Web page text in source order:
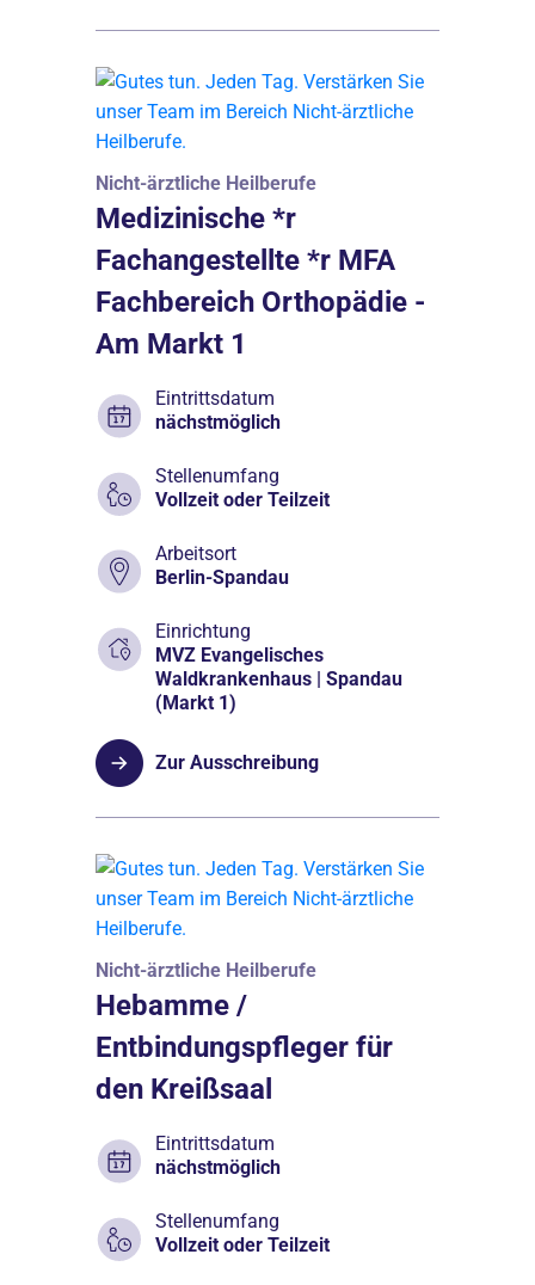
Nicht-ärztliche Heilberufe
Medizinische *r
Fachangestellte *r MFA
Fachbereich Orthopädie -
Am Markt 1
Eintrittsdatum
nächstmöglich
Stellenumfang
Vollzeit oder Teilzeit
Arbeitsort
Berlin-Spandau
Einrichtung
MVZ Evangelisches
Waldkrankenhaus | Spandau
(Markt 1)
Zur Ausschreibung
Nicht-ärztliche Heilberufe
Hebamme /
Entbindungspfleger für
den Kreißsaal
Eintrittsdatum
nächstmöglich
Stellenumfang
Vollzeit oder Teilzeit